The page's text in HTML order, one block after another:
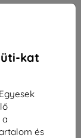
kat
a
és
nedvesen